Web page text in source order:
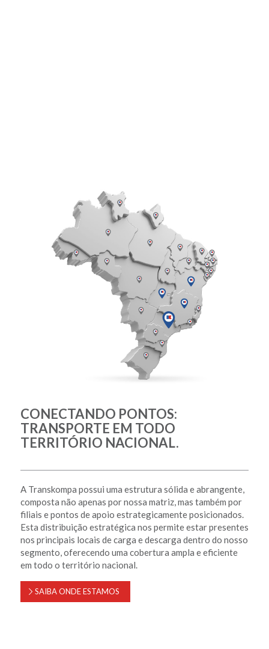
CONECTANDO PONTOS:
TRANSPORTE EM TODO
TERRITÓRIO NACIONAL.
A Transkompa possui uma estrutura sólida e abrangente,
composta não apenas por nossa matriz, mas também por
filiais e pontos de apoio estrategicamente posicionados.
Esta distribuição estratégica nos permite estar presentes
nos principais locais de carga e descarga dentro do nosso
segmento, oferecendo uma cobertura ampla e eficiente
em todo o território nacional.
SAIBA ONDE ESTAMOS